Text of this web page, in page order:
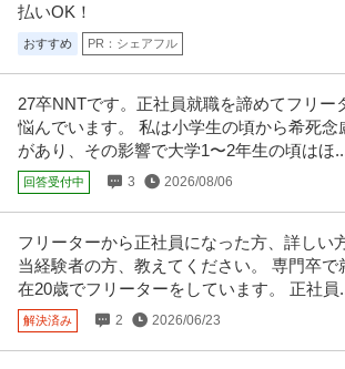
払いOK！
おすすめ PR：シェアフル
27卒NNTです。正社員就職を諦めてフリー
悩んでいます。 私は小学生の頃から希死念
があり、その影響で大学1〜2年生の頃はほ
回答受付中 3 2026/08/06
フリーターから正社員になった方、詳しい
当経験者の方、教えてください。 専門卒で
在20歳でフリーターをしています。 正社員
解決済み 2 2026/06/23